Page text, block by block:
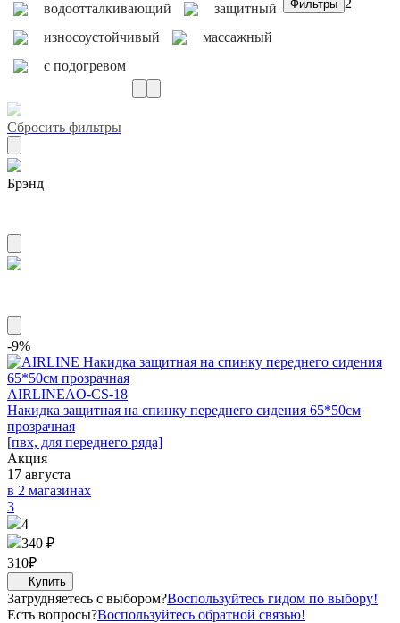
водоотталкивающий
защитный
износоустойчивый
массажный
с подогревом
Сбросить фильтры
Брэнд
-9%
AIRLINEAO-CS-18
Накидка защитная на спинку переднего сидения 65*50см
прозрачная
[пвх, для переднего ряда]
Акция
17 августа
в 2 магазинах
3
4
340 ₽
310₽
Затрудняетесь с выбором?Воспользуйтесь гидом по выбору!
Есть вопросы?Воспользуйтесь обратной связью!